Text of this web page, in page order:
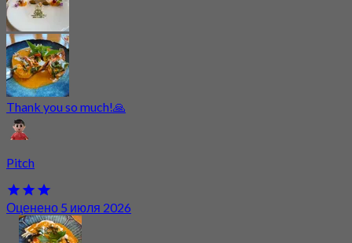
Thank you so much!🙏
Pitch
Оценено 5 июля 2026